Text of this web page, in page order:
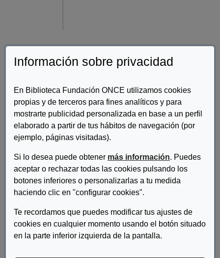
Información sobre privacidad
En Biblioteca Fundación ONCE utilizamos cookies
propias y de terceros para fines analíticos y para
mostrarte publicidad personalizada en base a un perfil
elaborado a partir de tus hábitos de navegación (por
ejemplo, páginas visitadas).
Si lo desea puede obtener más información. Puedes
aceptar o rechazar todas las cookies pulsando los
botones inferiores o personalizarlas a tu medida
haciendo clic en "configurar cookies".
Te recordamos que puedes modificar tus ajustes de
cookies en cualquier momento usando el botón situado
en la parte inferior izquierda de la pantalla.
Autor/es:Inserta Empleo
Descripcion:
Guía de incentivos a la contratación de personas con
discapacidad, en el ámbito estatal y autonómico, actualizado a
noviembre de 2021.